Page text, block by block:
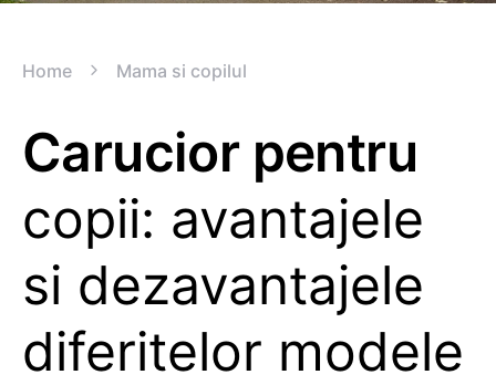
Home Mama si copilul
Carucior pentru
copii: avantajele
si dezavantajele
diferitelor modele